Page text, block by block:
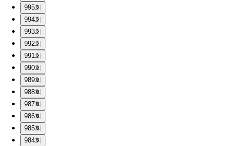
995회
994회
993회
992회
991회
990회
989회
988회
987회
986회
985회
984회